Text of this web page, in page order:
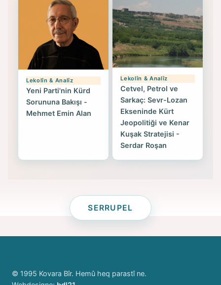
Lekolîn & Analîz
Yeni Parti'nin Kürd
Sorununa Bakışı -
Mehmet Emin Alan
Lekolîn & Analîz
Cetvel, Petrol ve
Sarkaç: Sevr-Lozan
Ekseninde Kürt
Jeopolitiği ve Kenar
Kuşak Stratejisi -
Serdar Roşan
SERRUPEL
© 1995 Kovara Bîr. Hemû heq parastî ne.